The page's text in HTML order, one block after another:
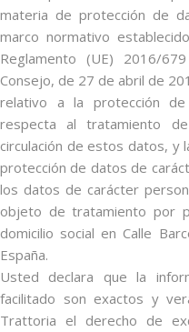
materia de protección de
marco normativo
Reglamento (UE) 2016/
Consejo, de 27 de abril de
relativo a la protección
respecta al tratamiento
circulación de estos datos, y
protección de datos de
los datos de carácter
objeto de tratamiento por
domicilio social en Calle
España.
Usted declara que la
facilitado son exactos y
Trattoria el derecho de